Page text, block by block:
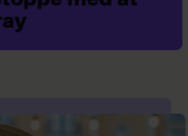
smerter i et
tegn på kræft.
brystkræft.